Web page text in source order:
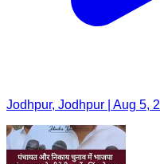
Jodhpur, Jodhpur | Aug 5,